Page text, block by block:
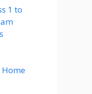
1 to
Home